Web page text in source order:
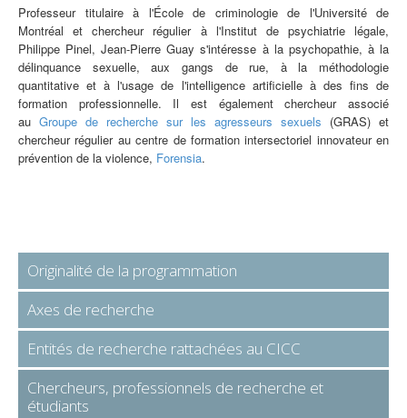
Professeur titulaire à l'École de criminologie de l'Université de
Montréal et chercheur régulier à l'Institut de psychiatrie légale,
Philippe Pinel, Jean-Pierre Guay s'intéresse à la psychopathie, à la
délinquance sexuelle, aux gangs de rue, à la méthodologie
quantitative et à l'usage de l'intelligence artificielle à des fins de
formation professionnelle. Il est également chercheur associé
au Groupe de recherche sur les agresseurs sexuels (GRAS) et
chercheur régulier aucentre de formation intersectoriel innovateur en
prévention de la violence, Forensia.
Originalité de la programmation
Axes de recherche
Entités de recherche rattachées au CICC
Chercheurs, professionnels de recherche et
étudiants